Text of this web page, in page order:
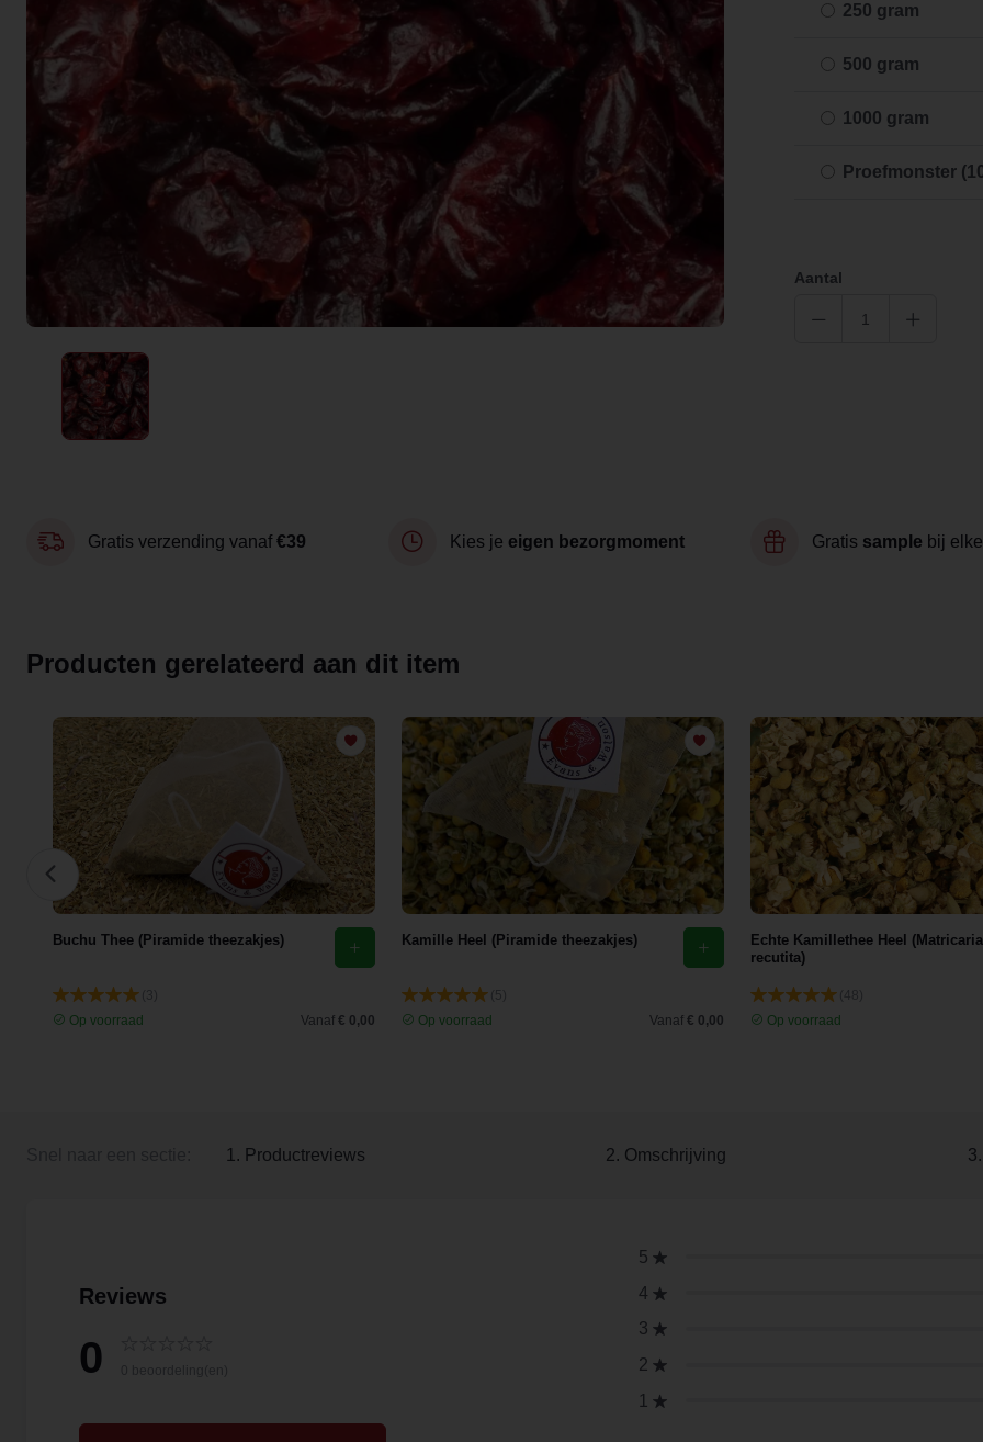
250 gram
500 gram
1000 gram
Proefmonster
Aantal
Gratis verzending vanaf €39 Kies je eigen bezorgmoment Gratis sample bij
Producten gerelateerd aan dit item
Buchu Thee (Piramide theezakjes)
Op voorraad
Vanaf € 0,00
Kamille Heel (Piramide theezakjes)
Op voorraad
Vanaf € 0,00
Echte Kamillethee Heel (Matricaria
recutita)
Op voorraad
1. Productreviews 2. Omschrijving
Reviews
0
5
4
3
2
1